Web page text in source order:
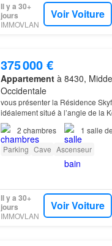
Il y a 30+
jours
IMMOVLAN
Voir Voiture
375 000 €
Appartementà 8430,
Occidentale
vous présenter la Résidence
idéalement situé à l’angle de la
appartement de deux
2 chambres 1 salle
Parking Cave Ascenseur
Il y a 30+
jours
IMMOVLAN
Voir Voiture